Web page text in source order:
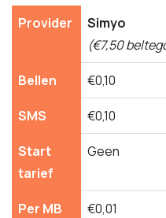
Provider
Bellen
SMS
Start
tarief
Per MB
Simyo
(€7,50
€0,10
€0,10
Geen
€0,01